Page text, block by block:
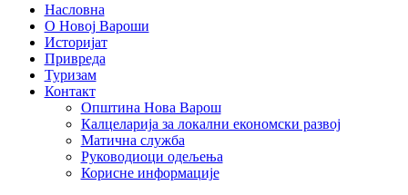
Насловна
О Новој Вароши
Историјат
Привреда
Туризам
Контакт
Општина Нова Варош
Калцеларија за локални економски развој
Матична служба
Руководиоци одељења
Корисне информације